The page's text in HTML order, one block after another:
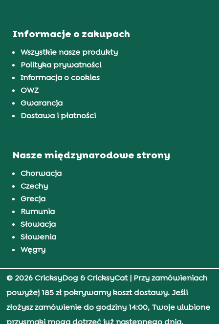
Informacje o zakupach
Wszystkie nasze produkty
Polityka prywatności
Informacja o cookies
OWZ
Gwarancja
Dostawa i płatności
Nasze międzynarodowe strony
Chorwacja
Czechy
Grecja
Rumunia
Słowacja
Słowenia
Węgry
© 2026 CricksyDog & CricksyCat| Przy zamówieniach
powyżej 185 zł pokrywamy koszt dostawy. Jeśli
złożysz zamówienie do godziny 14:00, Twoje ulubione
przysmaki mogą dotrzeć już następnego dnia.